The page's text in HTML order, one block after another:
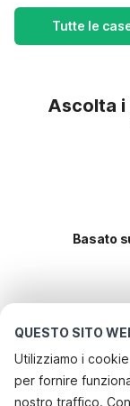
QUESTO SITO
Utilizziamo i
per fornire
nostro traffico.
Tutte le
Ascolta
Basato
vacanze
Servizi più
norge/oslofjord